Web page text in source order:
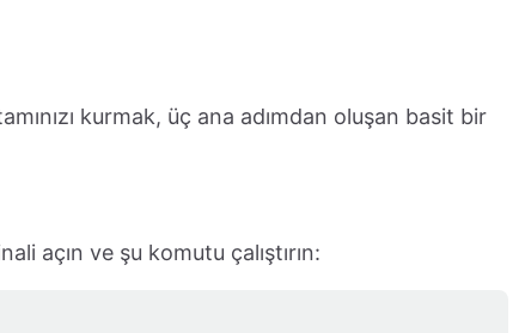
kurmak, üç ana adımdan oluşan basit bir
açın ve şu komutu çalıştırın: